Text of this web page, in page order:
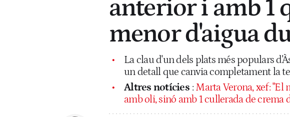
anterior i amb 1
menor d'aigua
La clau d'un dels plats més populars
un detall que canvia completament la
Altres notícies : Marta Verona, xef:
amb oli, sinó amb 1 cullerada de crema